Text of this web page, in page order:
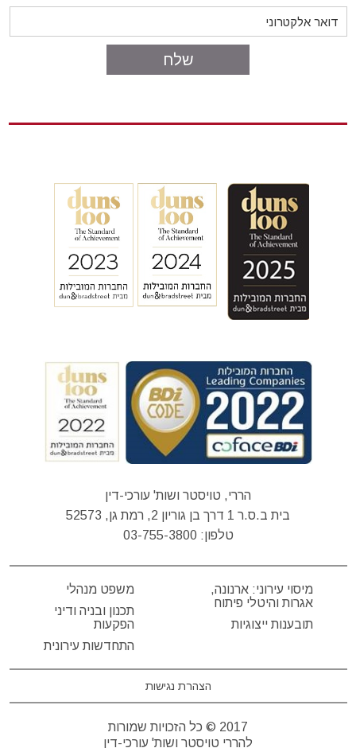
הררי, טויסטר ושות' עורכי-דין
בית ב.ס.ר 1 דרך בן גוריון 2, רמת גן, 52573
טלפון: 03-755-3800
מיסוי עירוני: ארנונה,
אגרות והיטלי פיתוח
תובענות ייצוגיות
משפט מנהלי
תכנון ובניה ודיני
הפקעות
התחדשות עירונית
הצהרת נגישות
2017 © כל הזכויות שמורות
להררי טויסטר ושות' עורכי-דין